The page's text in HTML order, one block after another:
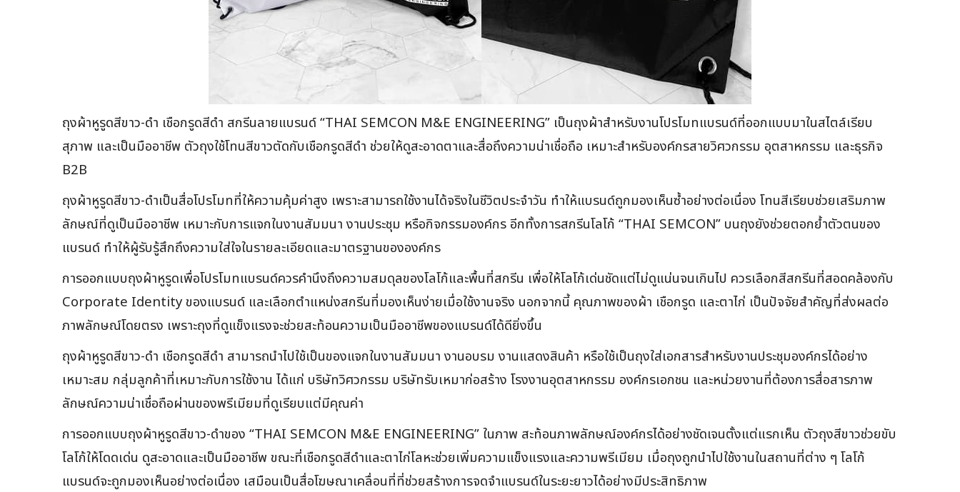
ถุงผ้าหูรูดสีขาว-ดำ เชือกรูดสีดำ สกรีนลายแบรนด์ “THAI SEMCON M&E ENGINEERING” เป็นถุงผ้าสำหรับงานโปรโมทแบรนด์ที่ออกแบบมาในสไตล์เรียบ
สุภาพ และเป็นมืออาชีพ ตัวถุงใช้โทนสีขาวตัดกับเชือกรูดสีดำ ช่วยให้ดูสะอาดตาและสื่อถึงความน่าเชื่อถือ เหมาะสำหรับองค์กรสายวิศวกรรม อุตสาหกรรม และธุรกิจ
B2B
ถุงผ้าหูรูดสีขาว-ดำเป็นสื่อโปรโมทที่ให้ความคุ้มค่าสูง เพราะสามารถใช้งานได้จริงในชีวิตประจำวัน ทำให้แบรนด์ถูกมองเห็นซ้ำอย่างต่อเนื่อง โทนสีเรียบช่วยเสริมภาพ
ลักษณ์ที่ดูเป็นมืออาชีพ เหมาะกับการแจกในงานสัมมนา งานประชุม หรือกิจกรรมองค์กร อีกทั้งการสกรีนโลโก้ “THAI SEMCON” บนถุงยังช่วยตอกย้ำตัวตนของ
แบรนด์ ทำให้ผู้รับรู้สึกถึงความใส่ใจในรายละเอียดและมาตรฐานขององค์กร
การออกแบบถุงผ้าหูรูดเพื่อโปรโมทแบรนด์ควรคำนึงถึงความสมดุลของโลโก้และพื้นที่สกรีน เพื่อให้โลโก้เด่นชัดแต่ไม่ดูแน่นจนเกินไป ควรเลือกสีสกรีนที่สอดคล้องกับ
Corporate Identity ของแบรนด์ และเลือกตำแหน่งสกรีนที่มองเห็นง่ายเมื่อใช้งานจริง นอกจากนี้ คุณภาพของผ้า เชือกรูด และตาไก่ เป็นปัจจัยสำคัญที่ส่งผลต่อ
ภาพลักษณ์โดยตรง เพราะถุงที่ดูแข็งแรงจะช่วยสะท้อนความเป็นมืออาชีพของแบรนด์ได้ดียิ่งขึ้น
ถุงผ้าหูรูดสีขาว-ดำ เชือกรูดสีดำ สามารถนำไปใช้เป็นของแจกในงานสัมมนา งานอบรม งานแสดงสินค้า หรือใช้เป็นถุงใส่เอกสารสำหรับงานประชุมองค์กรได้อย่าง
เหมาะสม กลุ่มลูกค้าที่เหมาะกับการใช้งาน ได้แก่ บริษัทวิศวกรรม บริษัทรับเหมาก่อสร้าง โรงงานอุตสาหกรรม องค์กรเอกชน และหน่วยงานที่ต้องการสื่อสารภาพ
ลักษณ์ความน่าเชื่อถือผ่านของพรีเมียมที่ดูเรียบแต่มีคุณค่า
การออกแบบถุงผ้าหูรูดสีขาว-ดำของ “THAI SEMCON M&E ENGINEERING” ในภาพ สะท้อนภาพลักษณ์องค์กรได้อย่างชัดเจนตั้งแต่แรกเห็น ตัวถุงสีขาวช่วยขับ
โลโก้ให้โดดเด่น ดูสะอาดและเป็นมืออาชีพ ขณะที่เชือกรูดสีดำและตาไก่โลหะช่วยเพิ่มความแข็งแรงและความพรีเมียม เมื่อถุงถูกนำไปใช้งานในสถานที่ต่าง ๆ โลโก้
แบรนด์จะถูกมองเห็นอย่างต่อเนื่อง เสมือนเป็นสื่อโฆษณาเคลื่อนที่ที่ช่วยสร้างการจดจำแบรนด์ในระยะยาวได้อย่างมีประสิทธิภาพ